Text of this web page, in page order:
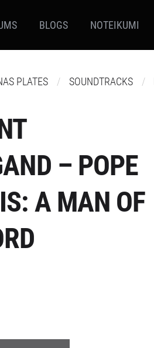
BLOGS NOTEIKUMI
PLATES SOUNDTRACKS
– POPE
A MAN OF